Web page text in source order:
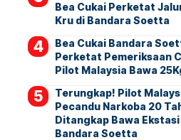
Bea Cukai Perketat
Kru di Bandara Soetta
Bea Cukai Bandara
Perketat Pemeriksaan
Pilot Malaysia Bawa
Terungkap! Pilot
Pecandu Narkoba 20
Ditangkap Bawa Ekstasi
Bandara Soetta